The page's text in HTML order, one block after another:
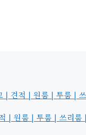
| 견적 | 원룸 | 투룸 |
| 원룸 | 투룸 | 쓰리